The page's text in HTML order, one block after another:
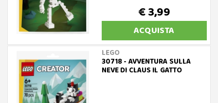
€ 3,99
ACQUISTA
LEGO
30718 - AVVENTURA SULLA
NEVE DI CLAUS IL GATTO